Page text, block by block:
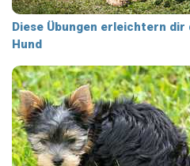
Diese Übungen erleichtern dir
Hund